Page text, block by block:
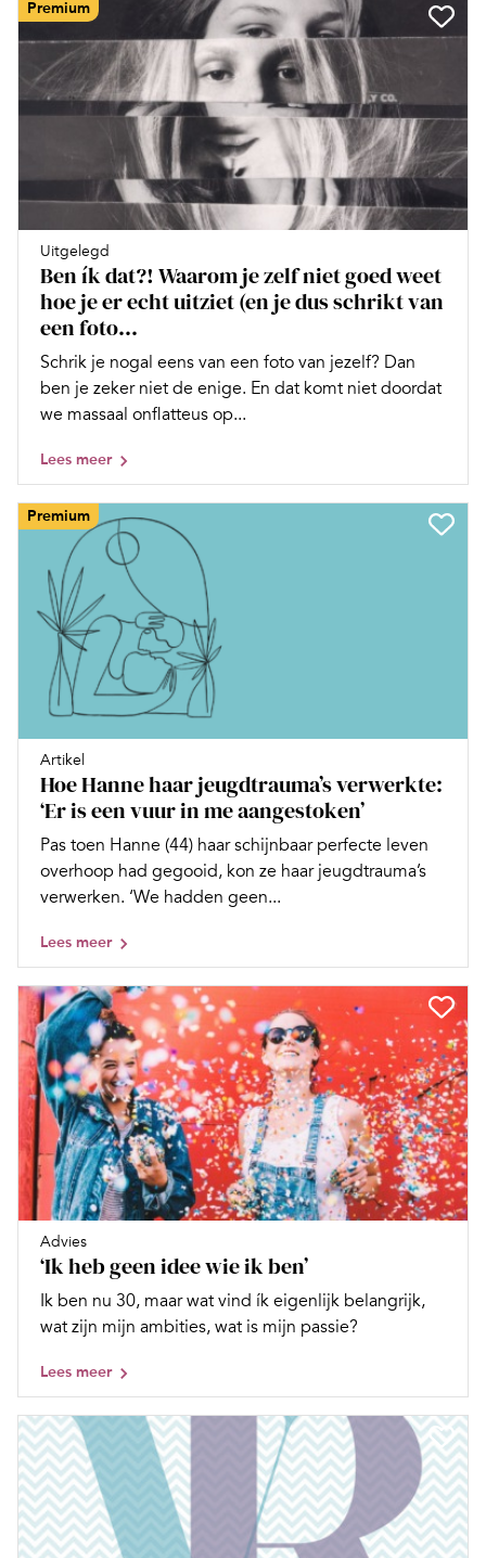
Premium
Uitgelegd
Ben ík dat?! Waarom je zelf niet goed weet
hoe je er echt uitziet (en je dus schrikt van
een foto...
Schrik je nogal eens van een foto van jezelf? Dan
ben je zeker niet de enige. En dat komt niet doordat
we massaal onflatteus op...
Lees meer
Premium
Artikel
Hoe Hanne haar jeugdtrauma’s verwerkte:
‘Er is een vuur in me aangestoken’
Pas toen Hanne (44) haar schijnbaar perfecte leven
overhoop had gegooid, kon ze haar jeugdtrauma’s
verwerken. ‘We hadden geen...
Lees meer
Advies
‘Ik heb geen idee wie ik ben’
Ik ben nu 30, maar wat vind ík eigenlijk belangrijk,
wat zijn mijn ambities, wat is mijn passie?
Lees meer